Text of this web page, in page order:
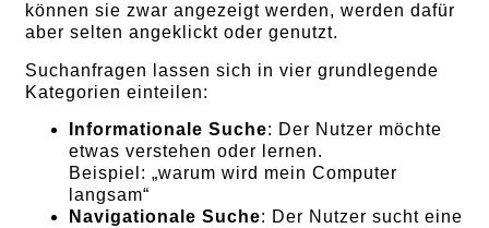
können sie zwar angezeigt werden, werden dafür
aber selten angeklickt oder genutzt.
Suchanfragen lassen sich in vier grundlegende
Kategorien einteilen:
Informationale Suche: Der Nutzer möchte
etwas verstehen oder lernen.
Beispiel: „warum wird mein Computer
langsam“
Navigationale Suche: Der Nutzer sucht eine